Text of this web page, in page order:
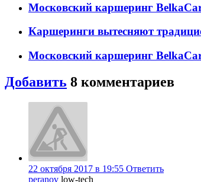
Московский каршеринг
Каршеринги вытесняют
Московский каршеринг
Добавить 8 комментариев
22 октября 2017 в 19:55 Ответить
peranov low-tech